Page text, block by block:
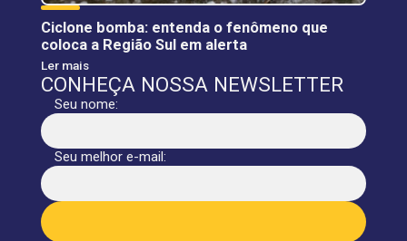
Ciclone bomba: entenda o fenômeno que
coloca a Região Sul em alerta
Ler mais
CONHEÇA NOSSA NEWSLETTER
Seu nome:
Seu melhor e-mail: